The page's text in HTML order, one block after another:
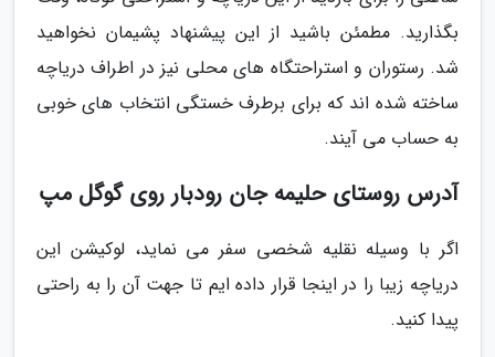
بگذارید. مطمئن باشید از این پیشنهاد پشیمان نخواهید
شد. رستوران و استراحتگاه های محلی نیز در اطراف دریاچه
ساخته شده اند که برای برطرف خستگی انتخاب های خوبی
به حساب می آیند.
آدرس روستای حلیمه جان رودبار روی گوگل مپ
اگر با وسیله نقلیه شخصی سفر می نماید، لوکیشن این
دریاچه زیبا را در اینجا قرار داده ایم تا جهت آن را به راحتی
پیدا کنید.